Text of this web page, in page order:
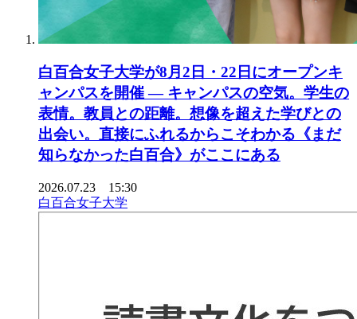
白百合女子大学が8月2日・22日にオープンキ
ャンパスを開催 ― キャンパスの空気。学生の
表情。教員との距離。想像を超えた学びとの
出会い。直接にふれるからこそわかる《まだ
知らなかった白百合》がここにある
2026.07.23 15:30
白百合女子大学